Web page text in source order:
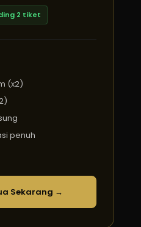
2 tiket
(x2)
penuh
Sekarang →